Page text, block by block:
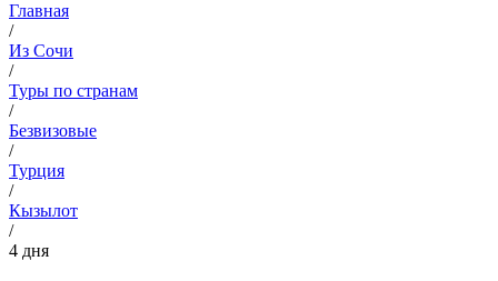
Главная
/
Из Сочи
/
Туры по странам
/
Безвизовые
/
Турция
/
Кызылот
/
4 дня